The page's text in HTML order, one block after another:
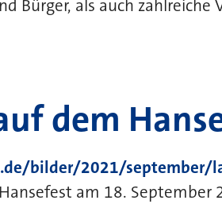
Bürger, als auch
dem
bilder/2021/september/
am 18.